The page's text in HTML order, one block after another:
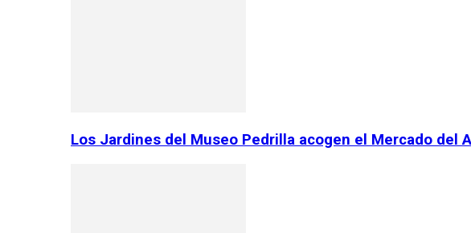
Los Jardines del Museo Pedrilla acogen el Mercado del